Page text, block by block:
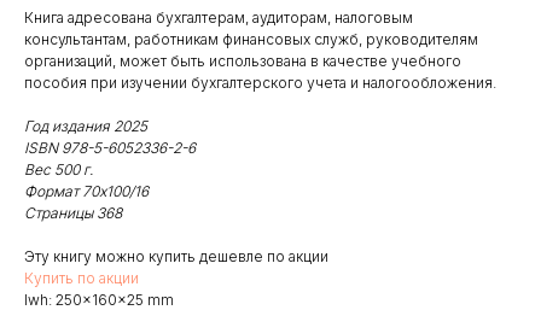
Книга адресована бухгалтерам, аудиторам, налоговым
консультантам, работникам финансовых служб, руководителям
организаций, может быть использована в качестве учебного
пособия при изучении бухгалтерского учета и налогообложения.
Год издания 2025
ISBN 978-5-6052336-2-6
Вес 500 г.
Формат 70х100/16
Страницы 368
Эту книгу можно купить дешевле по акции
Купить по акции
lwh: 250x160x25 mm